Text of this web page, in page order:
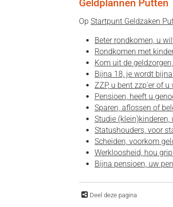
Geldplannen Putten
Op Startpunt Geldzaken
Beter rondkomen, u
Rondkomen met
Kom uit de
Bijna 18, je wordt
ZZP, u bent zzp'er of
Pensioen, heeft u
Sparen, aflossen of
Studie
Statushouders, voor
Scheiden, voorkom
Werkloosheid, hou
Bijna pensioen, uw
Deel deze pagina